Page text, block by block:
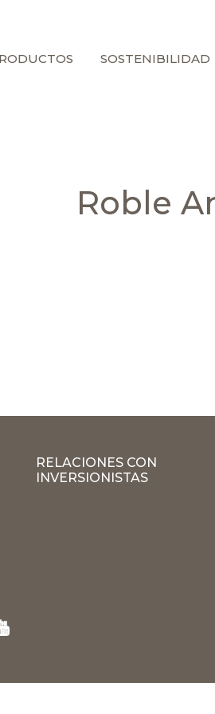
SOSTENIBILIDAD
Roble
RELACIONES CON
INVERSIONISTAS